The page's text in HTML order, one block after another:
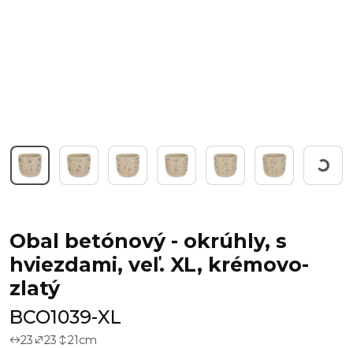
Obal betónový - okrúhly, s
hviezdami, veľ. XL, krémovo-
zlatý
BCO1039-XL
23 23 21cm